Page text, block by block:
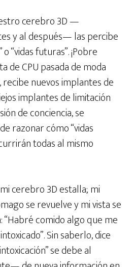
cerebro 3D —
y al después— las percibe
“vidas futuras”. ¡Pobre
de CPU pasada de moda
nuevos implantes de
implantes de limitación
de conciencia, se
razonar cómo “vidas
todas al mismo
cerebro 3D estalla; mi
se revuelve y mi vista se
“Habré comido algo que me
Sin saberlo, dice
se debe al